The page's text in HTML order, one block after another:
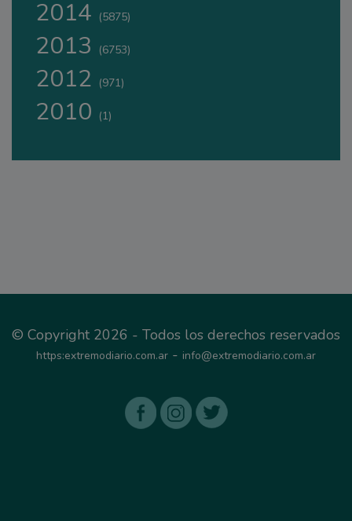
2014 (5875)
2013 (6753)
2012 (971)
2010 (1)
© Copyright 2026 - Todos los derechos reservados
https:extremodiario.com.ar - info@extremodiario.com.ar